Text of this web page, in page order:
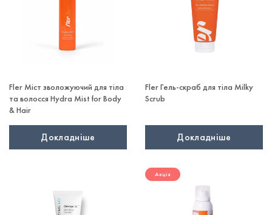
Fler Міст зволожуючий для тіла
та волосся Hydra Mist for Body
& Hair
Докладніше
Fler Гель-скраб для тіла Milky
Scrub
Докладніше
Акція